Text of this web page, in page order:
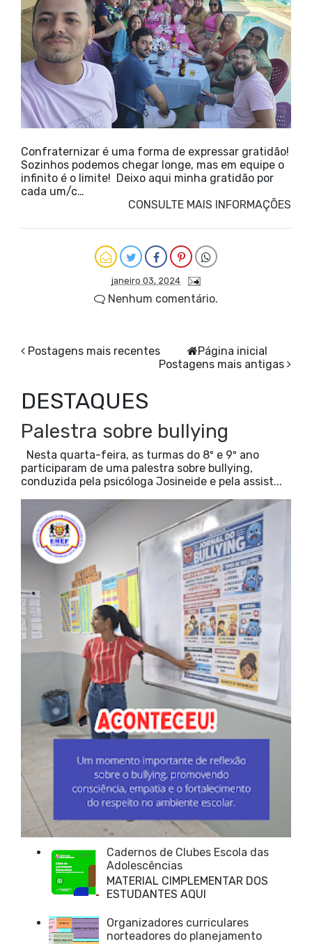
Confraternizar é uma forma de expressar gratidão!
Sozinhos podemos chegar longe, mas em equipe o
infinito é o limite! Deixo aqui minha gratidão por
cada um/c…
CONSULTE MAIS INFORMAÇÕES
janeiro 03, 2024
Nenhum comentário.
Postagens mais recentes
Postagens mais antigas
Página inicial
DESTAQUES
Palestra sobre bullying
Nesta quarta-feira, as turmas do 8º e 9º ano
participaram de uma palestra sobre bullying,
conduzida pela psicóloga Josineide e pela assist...
Cadernos de Clubes Escola das
Adolescências
MATERIAL CIMPLEMENTAR DOS
ESTUDANTES AQUI
Organizadores curriculares
norteadores do planejamento